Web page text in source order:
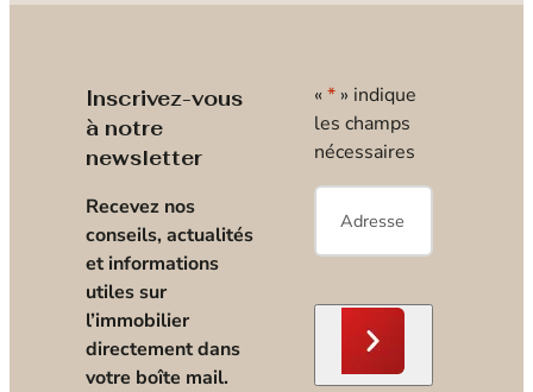
Inscrivez-vous
à notre
newsletter
Recevez nos
conseils, actualités
et informations
utiles sur
l’immobilier
directement dans
votre boîte mail.
« * » indique
les champs
nécessaires
E-
mail*